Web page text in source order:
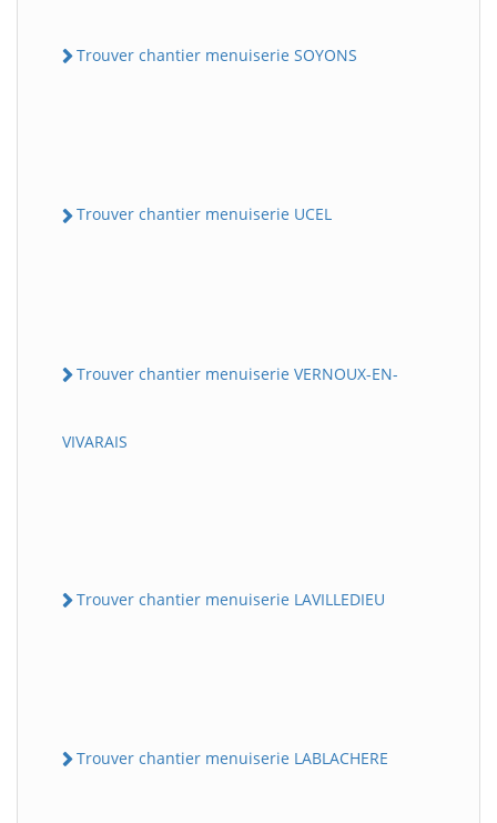
Trouver chantier menuiserie SOYONS
Trouver chantier menuiserie UCEL
Trouver chantier menuiserie VERNOUX-EN-
VIVARAIS
Trouver chantier menuiserie LAVILLEDIEU
Trouver chantier menuiserie LABLACHERE